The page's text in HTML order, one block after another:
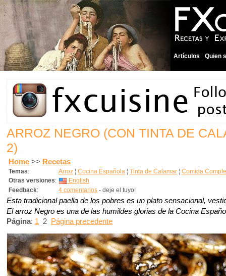
Artículos Quien
ARROZ NEGRO (CON TINTA DE
2)
Home >> Recetas
Temas: Arroz ¦ Cocina Española ¦ Tinta de Calamar ¦ Comida
Otras versiones:
English
Feedback: 4 comentarios - deje el tuyo!
Esta tradicional paella de los pobres es un plato sensacional,
El arroz Negro es una de las humildes glorias de la Cocina
Página: 1 2 Página precedente